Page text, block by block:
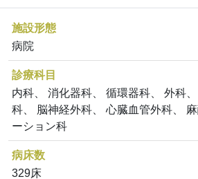
施設形態
病院
診療科目
内科、 消化器科、 循環器科、 外科
科、 脳神経外科、 心臓血管外科、
ーション科
病床数
329床